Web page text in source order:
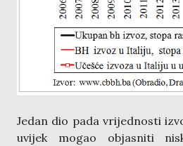
Jedan dio pada vrijednosti
uvijek mogao objasniti